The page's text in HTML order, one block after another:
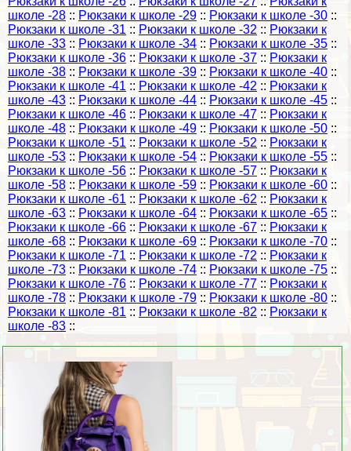
школе -28 :: Рюкзаки к школе -29 :: Рюкзаки к школе -30 ::
Рюкзаки к школе -31 :: Рюкзаки к школе -32 :: Рюкзаки к
школе -33 :: Рюкзаки к школе -34 :: Рюкзаки к школе -35 ::
Рюкзаки к школе -36 :: Рюкзаки к школе -37 :: Рюкзаки к
школе -38 :: Рюкзаки к школе -39 :: Рюкзаки к школе -40 ::
Рюкзаки к школе -41 :: Рюкзаки к школе -42 :: Рюкзаки к
школе -43 :: Рюкзаки к школе -44 :: Рюкзаки к школе -45 ::
Рюкзаки к школе -46 :: Рюкзаки к школе -47 :: Рюкзаки к
школе -48 :: Рюкзаки к школе -49 :: Рюкзаки к школе -50 ::
Рюкзаки к школе -51 :: Рюкзаки к школе -52 :: Рюкзаки к
школе -53 :: Рюкзаки к школе -54 :: Рюкзаки к школе -55 ::
Рюкзаки к школе -56 :: Рюкзаки к школе -57 :: Рюкзаки к
школе -58 :: Рюкзаки к школе -59 :: Рюкзаки к школе -60 ::
Рюкзаки к школе -61 :: Рюкзаки к школе -62 :: Рюкзаки к
школе -63 :: Рюкзаки к школе -64 :: Рюкзаки к школе -65 ::
Рюкзаки к школе -66 :: Рюкзаки к школе -67 :: Рюкзаки к
школе -68 :: Рюкзаки к школе -69 :: Рюкзаки к школе -70 ::
Рюкзаки к школе -71 :: Рюкзаки к школе -72 :: Рюкзаки к
школе -73 :: Рюкзаки к школе -74 :: Рюкзаки к школе -75 ::
Рюкзаки к школе -76 :: Рюкзаки к школе -77 :: Рюкзаки к
школе -78 :: Рюкзаки к школе -79 :: Рюкзаки к школе -80 ::
Рюкзаки к школе -81 :: Рюкзаки к школе -82 :: Рюкзаки к
школе -83 ::